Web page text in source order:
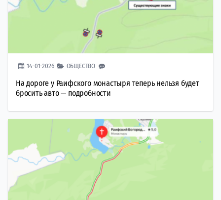
14-01-2026 ОБЩЕСТВО
На дороге у Раифского монастыря теперь нельзя будет
бросить авто — подробности